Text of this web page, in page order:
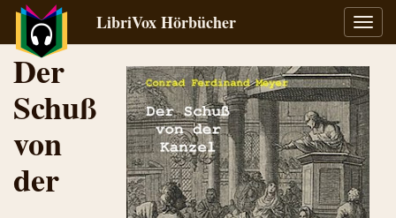
LibriVox Hörbücher
Der
Schuß
von
der